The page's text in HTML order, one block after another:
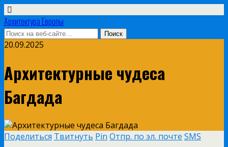
Архитектура Европы
20.09.2025
Архитектурные чудеса
Багдада
Поделиться Твитнуть Pin Отпр. по эл. почте SMS